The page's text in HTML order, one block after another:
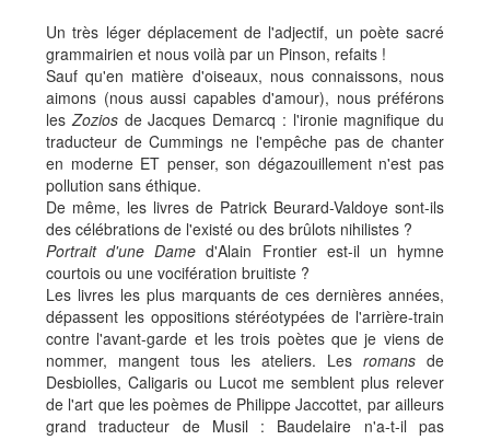
Un très léger déplacement de l'adjectif, un poète sacré
grammairien et nous voilà par un Pinson, refaits !
Sauf qu'en matière d'oiseaux, nous connaissons, nous
aimons (nous aussi capables d'amour), nous préférons
lesZozios de Jacques Demarcq : l'ironie magnifique du
traducteur de Cummings ne l'empêche pas de chanter
en moderne ET penser, son dégazouillement n'est pas
pollution sans éthique.
De même, les livres de Patrick Beurard-Valdoye sont-ils
des célébrations de l'existé ou des brûlots nihilistes ?
Portrait d'une Damed'Alain Frontier est-il un hymne
courtois ou une vocifération bruitiste ?
Les livres les plus marquants de ces dernières années,
dépassent les oppositions stéréotypées de l'arrière-train
contre l'avant-garde et les trois poètes que je viens de
nommer, mangent tous les ateliers. Les romans de
Desbiolles, Caligaris ou Lucot me semblent plus relever
de l'art que les poèmes de Philippe Jaccottet, par ailleurs
grand traducteur de Musil : Baudelaire n'a-t-il pas